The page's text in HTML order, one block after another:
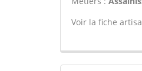
Voir la fiche